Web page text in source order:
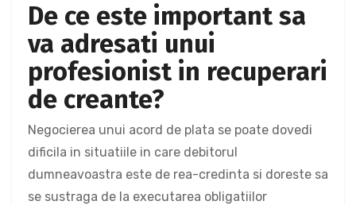
De ce este important sa
va adresati unui
profesionist in recuperari
de creante?
Negocierea unui acord de plata se poate dovedi
dificila in situatiile in care debitorul
dumneavoastra este de rea-credinta si doreste sa
se sustraga de la executarea obligatiilor